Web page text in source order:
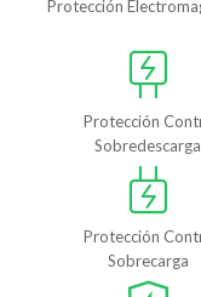
Protección
Protección
Sobredescarga
Protección
Sobrecarga